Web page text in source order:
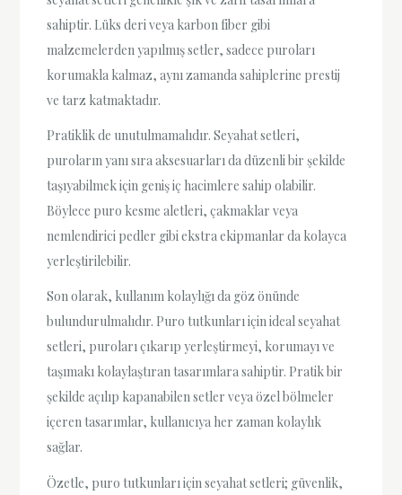
sahiptir. Lüks deri veya karbon fiber gibi
malzemelerden yapılmış setler, sadece puroları
korumakla kalmaz, aynı zamanda sahiplerine prestij
ve tarz katmaktadır.
Pratiklik de unutulmamalıdır. Seyahat setleri,
puroların yanı sıra aksesuarları da düzenli bir şekilde
taşıyabilmek için geniş iç hacimlere sahip olabilir.
Böylece puro kesme aletleri, çakmaklar veya
nemlendirici pedler gibi ekstra ekipmanlar da kolayca
yerleştirilebilir.
Son olarak, kullanım kolaylığı da göz önünde
bulundurulmalıdır. Puro tutkunları için ideal seyahat
setleri, puroları çıkarıp yerleştirmeyi, korumayı ve
taşımakı kolaylaştıran tasarımlara sahiptir. Pratik bir
şekilde açılıp kapanabilen setler veya özel bölmeler
içeren tasarımlar, kullanıcıya her zaman kolaylık
sağlar.
Özetle, puro tutkunları için seyahat setleri; güvenlik,